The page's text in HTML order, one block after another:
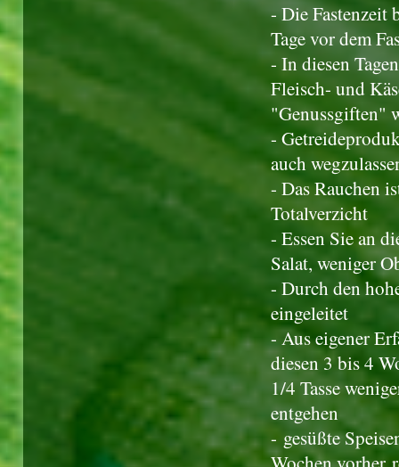
- Die
Tage vor dem
- In diesen
Fleisch- und
"Genussgiften"
-
auch
- Das Rauchen
Totalverzicht
- Essen Sie an
Salat, weniger
- Durch den
eingeleitet
- Aus eigener
diesen 3 bis 4
1/4 Tasse
entgehen
- gesüßte